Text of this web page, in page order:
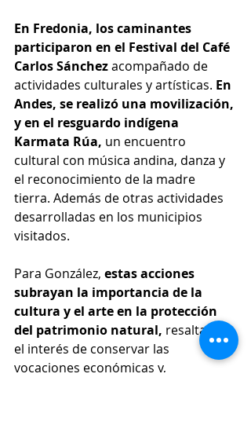
En Fredonia, los caminantes
participaron en el Festival del Café
Carlos Sánchez acompañado de
actividades culturales y artísticas. En
Andes, se realizó una movilización,
y en el resguardo indígena
Karmata Rúa, un encuentro
cultural con música andina, danza y
el reconocimiento de la madre
tierra. Además de otras actividades
desarrolladas en los municipios
visitados.
Para González, estas acciones
subrayan la importancia de la
cultura y el arte en la protección
del patrimonio natural, resaltando
el interés de conservar las
vocaciones económicas y,